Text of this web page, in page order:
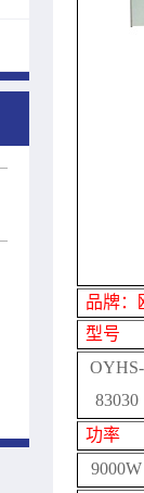
品牌：
型号
OYHS-
83030
功率
9000W